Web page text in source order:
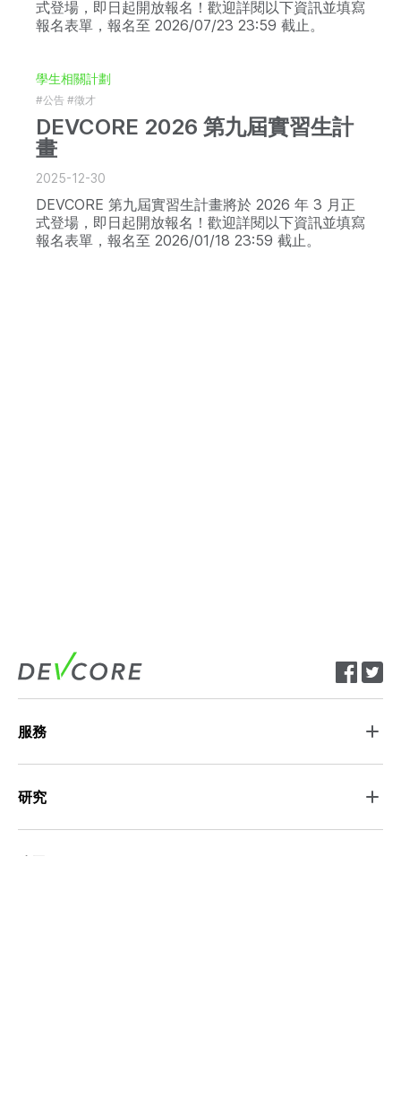
式登場，即日起開放報名！歡迎詳閱以下資訊並填寫
報名表單，報名至 2026/07/23 23:59 截止。
學生相關計劃
#公告 #徵才
DEVCORE 2026 第九屆實習生計
畫
2025-12-30
DEVCORE 第九屆實習生計畫將於 2026 年 3 月正
式登場，即日起開放報名！歡迎詳閱以下資訊並填寫
報名表單，報名至 2026/01/18 23:59 截止。
服務
研究